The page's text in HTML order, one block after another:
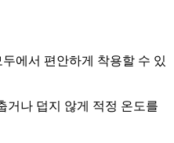
에서 편안하게 착용할 수 있
거나 덥지 않게 적정 온도를